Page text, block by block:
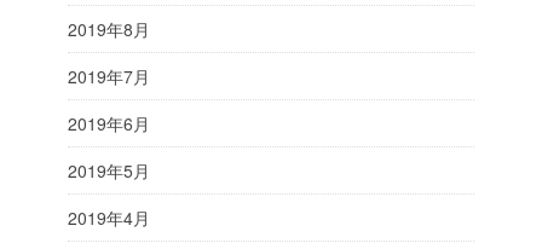
2019年8月
2019年7月
2019年6月
2019年5月
2019年4月